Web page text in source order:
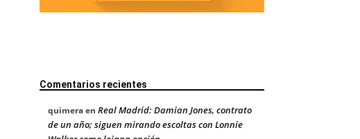
Comentarios recientes
quimeraen Real Madrid: Damian Jones, contrato
de un año; siguen mirando escoltas con Lonnie